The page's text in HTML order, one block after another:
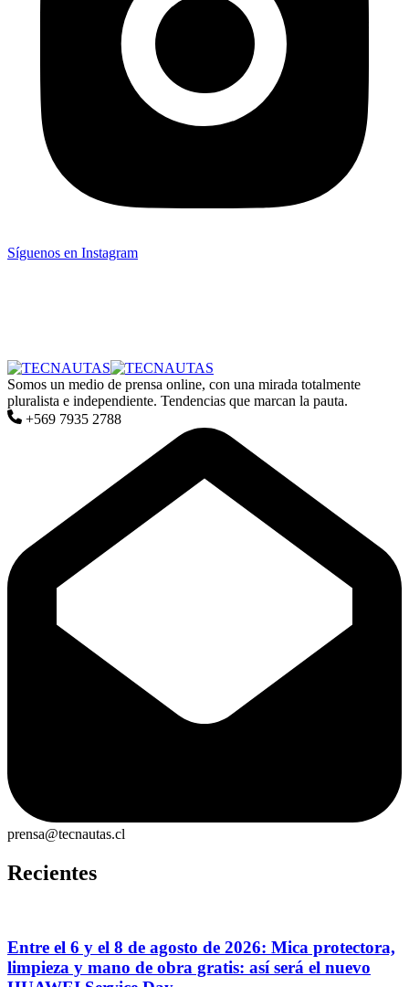
Síguenos en Instagram
Somos un medio de prensa online, con una mirada totalmente
pluralista e independiente. Tendencias que marcan la pauta.
+569 7935 2788
prensa@tecnautas.cl
Recientes
Entre el 6 y el 8 de agosto de 2026: Mica protectora,
limpieza y mano de obra gratis: así será el nuevo